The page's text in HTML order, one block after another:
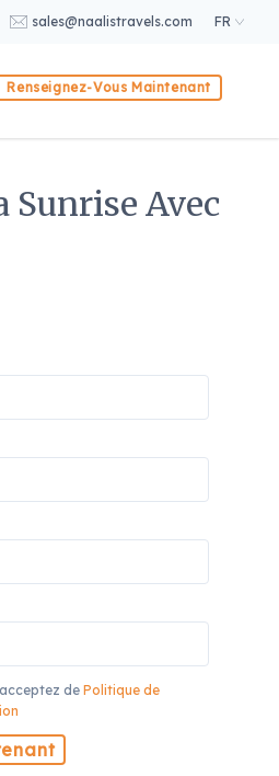
sales@naalistravels.com FR
Renseignez-Vous Maintenant
Avec
dePolitique de